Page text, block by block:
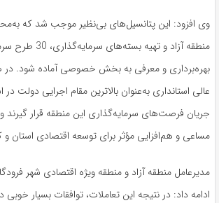
وی افزود: این پتانسیل‌های بی‌نظیر موجب شد که
منطقه آزاد و تهیه
بهره‌برداری و معرفی به بخش خصوصی آماده شود. در
عالی استانداری به‌عنوان بالاترین مقام اجرایی دولت
جریان فرصت‌های سرمایه‌گذاری این منطقه قرار
مساعی و هم‌افزایی مؤثر برای توسعه اقتصادی استان
مدیرعامل منطقه آزاد و منطقه ویژه اقتصادی شهر
ادامه داد: در نتیجه این تعاملات، توافقات بسیار